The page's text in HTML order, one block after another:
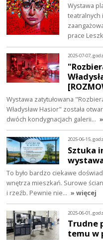
Wystawa
teatralnych
prace
2025-07-07,
Wystawa zatytułowana
Władysław Hasior" została
dwóch kondygnacjach galerii…
2025-06-15,
Sztuka
To było bardzo ciekawe
wnętrza mieszkań. Surowe
i rzeźb. Pewnie nie… » więcej
2025-06-01,
Trudne
temu w